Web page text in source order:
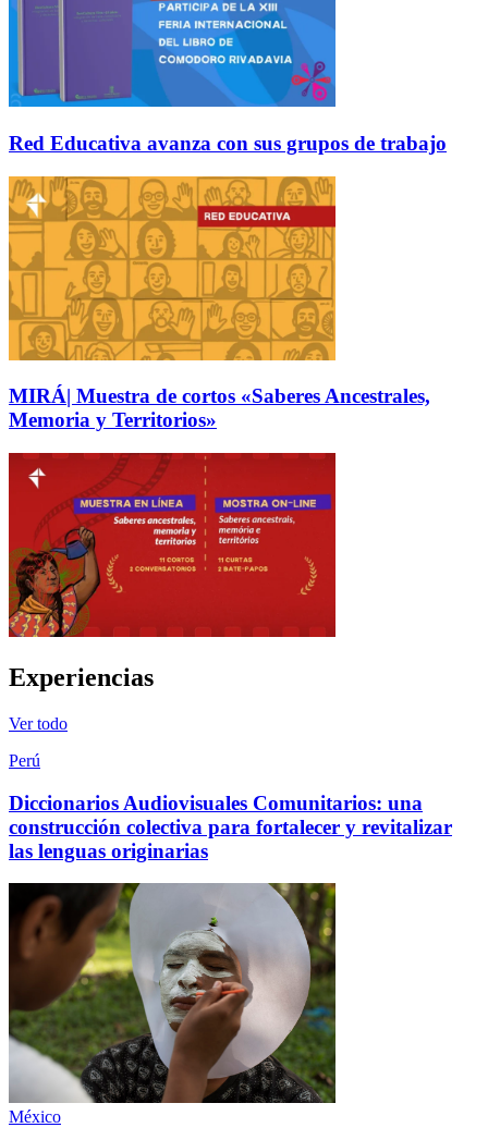
Red Educativa avanza con sus grupos de trabajo
MIRÁ| Muestra de cortos «Saberes Ancestrales,
Memoria y Territorios»
Experiencias
Ver todo
Perú
Diccionarios Audiovisuales Comunitarios: una
construcción colectiva para fortalecer y revitalizar
las lenguas originarias
México